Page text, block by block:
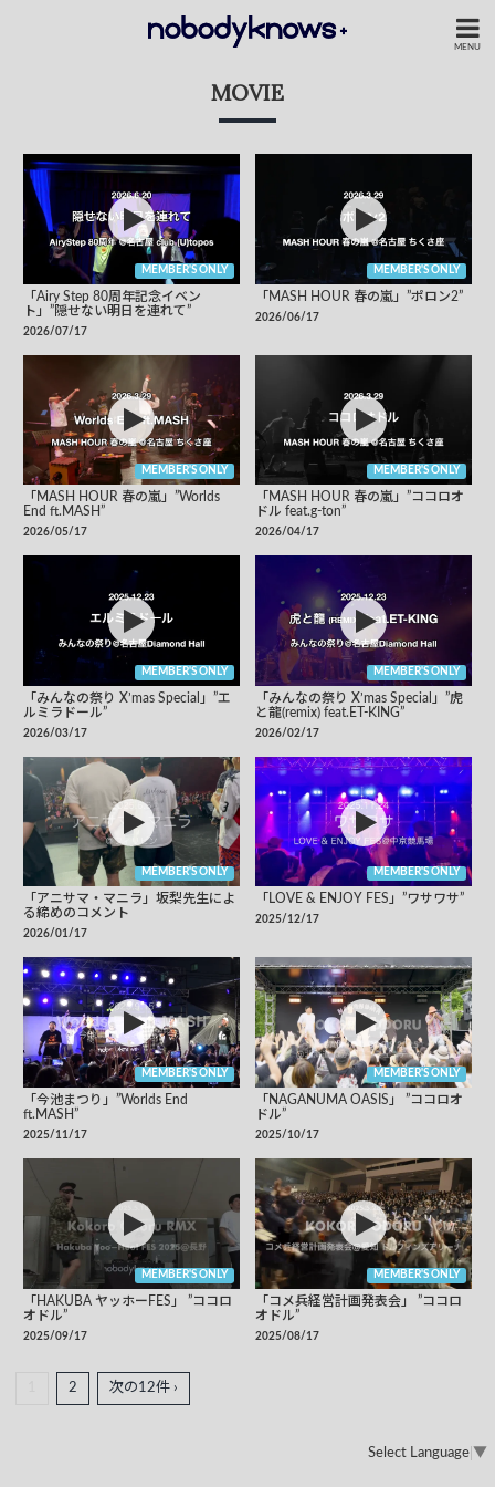
MENU
MOVIE
MEMBER'S ONLY
「Airy Step 80周年記念イベン
ト」”隠せない明日を連れて”
2026/07/17
MEMBER'S ONLY
「MASH HOUR 春の嵐」”ポロン2”
2026/06/17
MEMBER'S ONLY
「MASH HOUR 春の嵐」”Worlds
End ft.MASH”
2026/05/17
MEMBER'S ONLY
「MASH HOUR 春の嵐」”ココロオ
ドル feat.g-ton”
2026/04/17
MEMBER'S ONLY
「みんなの祭り X’mas Special」”エ
ルミラドール”
2026/03/17
MEMBER'S ONLY
「みんなの祭り X’mas Special」”虎
と龍(remix) feat.ET-KING”
2026/02/17
MEMBER'S ONLY
「アニサマ・マニラ」坂梨先生によ
る締めのコメント
2026/01/17
MEMBER'S ONLY
「LOVE & ENJOY FES」”ワサワサ”
2025/12/17
MEMBER'S ONLY
「今池まつり」”Worlds End
ft.MASH”
2025/11/17
MEMBER'S ONLY
「NAGANUMA OASIS」 ”ココロオ
ドル”
2025/10/17
MEMBER'S ONLY
「HAKUBA ヤッホーFES」 ”ココロ
オドル”
2025/09/17
MEMBER'S ONLY
「コメ兵経営計画発表会」 ”ココロ
オドル”
2025/08/17
2 次の12件 ›
Select Language ▼